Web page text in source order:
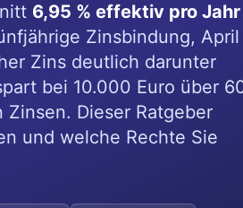
6,95 % effektiv pro Jahr
Zinsbindung, April
Zins deutlich darunter
bei 10.000 Euro über
Dieser Ratgeber
und welche Rechte Sie